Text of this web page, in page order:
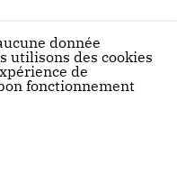
donnée
utilisons des cookies
de
fonctionnement